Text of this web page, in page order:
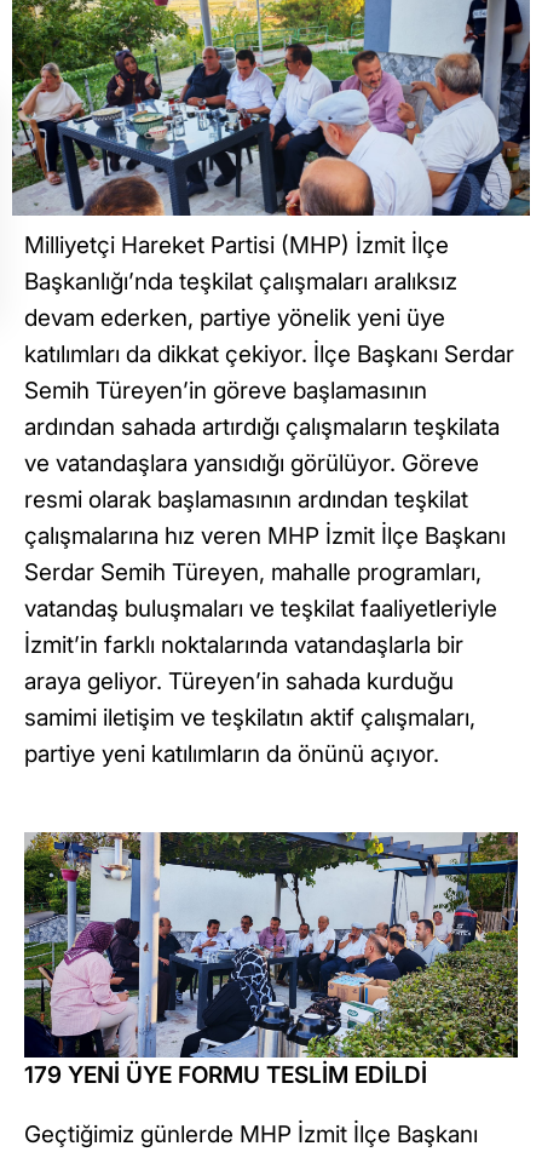
Milliyetçi Hareket Partisi (MHP) İzmit İlçe
Başkanlığı’nda teşkilat çalışmaları aralıksız
devam ederken, partiye yönelik yeni üye
katılımları da dikkat çekiyor. İlçe Başkanı Serdar
Semih Türeyen’in göreve başlamasının
ardından sahada artırdığı çalışmaların teşkilata
ve vatandaşlara yansıdığı görülüyor. Göreve
resmi olarak başlamasının ardından teşkilat
çalışmalarına hız veren MHP İzmit İlçe Başkanı
Serdar Semih Türeyen, mahalle programları,
vatandaş buluşmaları ve teşkilat faaliyetleriyle
İzmit’in farklı noktalarında vatandaşlarla bir
araya geliyor. Türeyen’in sahada kurduğu
samimi iletişim ve teşkilatın aktif çalışmaları,
partiye yeni katılımların da önünü açıyor.
179 YENİ ÜYE FORMU TESLİM EDİLDİ
Geçtiğimiz günlerde MHP İzmit İlçe Başkanı